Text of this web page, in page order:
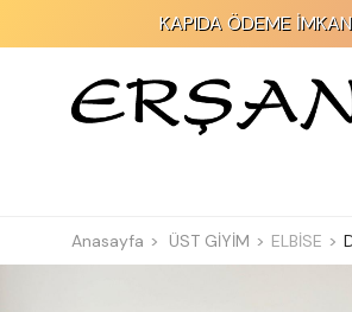
KAPIDA ÖDEME
Anasayfa ÜST GİYİM ELBİSE